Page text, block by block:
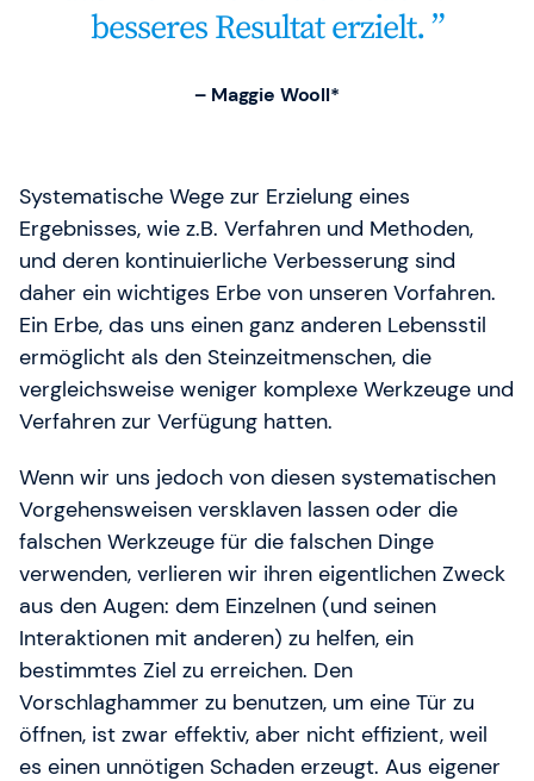
besseres Resultat erzielt.
– Maggie Wooll*
Systematische Wege zur Erzielung eines
Ergebnisses, wie z.B. Verfahren und Methoden,
und deren kontinuierliche Verbesserung sind
daher ein wichtiges Erbe von unseren Vorfahren.
Ein Erbe, das uns einen ganz anderen Lebensstil
ermöglicht als den Steinzeitmenschen, die
vergleichsweise weniger komplexe Werkzeuge und
Verfahren zur Verfügung hatten.
Wenn wir uns jedoch von diesen systematischen
Vorgehensweisen versklaven lassen oder die
falschen Werkzeuge für die falschen Dinge
verwenden, verlieren wir ihren eigentlichen Zweck
aus den Augen: dem Einzelnen (und seinen
Interaktionen mit anderen) zu helfen, ein
bestimmtes Ziel zu erreichen. Den
Vorschlaghammer zu benutzen, um eine Tür zu
öffnen, ist zwar effektiv, aber nicht effizient, weil
es einen unnötigen Schaden erzeugt. Aus eigener